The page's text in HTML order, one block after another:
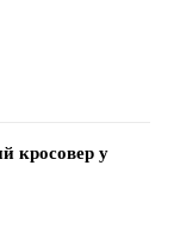
кросовер у